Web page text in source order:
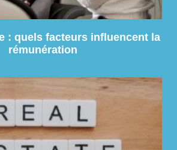
: quels facteurs influencent la
rémunération